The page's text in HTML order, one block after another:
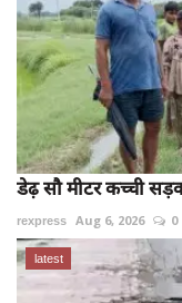
डेढ़ सौ मीटर कच्ची
rexpress Aug 6, 2026 0
latest